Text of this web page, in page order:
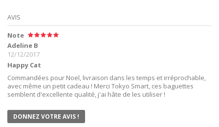
AVIS
Note
Adeline B
12/12/2017
Happy Cat
Commandées pour Noel, livraison dans les temps et irréprochable,
avec même un petit cadeau ! Merci Tokyo Smart, ces baguettes
semblent d'excellente qualité, j'ai hâte de les utiliser !
DONNEZ VOTRE AVIS !